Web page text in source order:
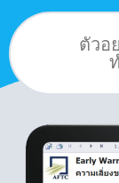
ตัวอ